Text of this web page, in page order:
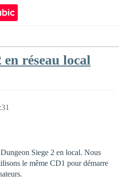
en réseau local
Siege 2 en local. Nous
le même CD1 pour démarre